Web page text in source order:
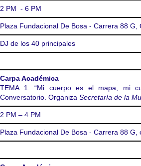
2 PM - 6 PM
Plaza Fundacional De Bosa - Carrera 88 G,
DJ de los 40 principales
Carpa Académica
TEMA 1: “Mi cuerpo es el mapa, mi
Conversatorio. Organiza Secretaría de la
2 PM – 4 PM
Plaza Fundacional De Bosa - Carrera 88 G,